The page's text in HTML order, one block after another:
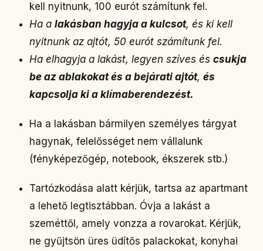
kell nyitnunk, 100 eurót számítunk fel.
Ha a lakásban hagyja a kulcsot, és ki kell
nyitnunk az ajtót, 50 eurót számítunk fel.
Ha elhagyja a lakást, legyen szíves és csukja
be az ablakokat és a bejárati ajtót, és
kapcsolja ki a klímaberendezést.
Ha a lakásban bármilyen személyes tárgyat
hagynak, felelősséget nem vállalunk
(fényképezőgép, notebook, ékszerek stb.)
Tartózkodása alatt kérjük, tartsa az apartmant
a lehető legtisztábban. Óvja a lakást a
szeméttől, amely vonzza a rovarokat. Kérjük,
ne gyűjtsön üres üdítős palackokat, konyhai